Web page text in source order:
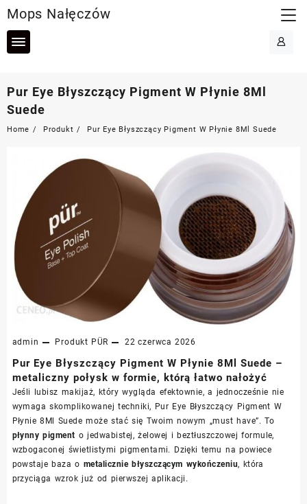
to
content
Mops Nałęczów
Pur Eye Błyszczący Pigment W Płynie 8Ml
Suede
Home Produkt Pur Eye Błyszczący Pigment W Płynie 8Ml Suede
admin Produkt PÜR 22 czerwca 2026
Pur Eye Błyszczący Pigment W Płynie 8Ml Suede –
metaliczny połysk w formie, którą łatwo nałożyć
Jeśli lubisz makijaż, który wygląda efektownie, a jednocześnie nie
wymaga skomplikowanej techniki, Pur Eye Błyszczący Pigment W
Płynie 8Ml Suede może stać się Twoim nowym „must have”. To
płynny pigment o jedwabistej, żelowej i beztłuszczowej formule,
wzbogaconej świetlistymi pigmentami. Dzięki temu na powiece
powstaje baza o metalicznie błyszczącym wykończeniu, która
przyciąga wzrok już od pierwszej aplikacji.